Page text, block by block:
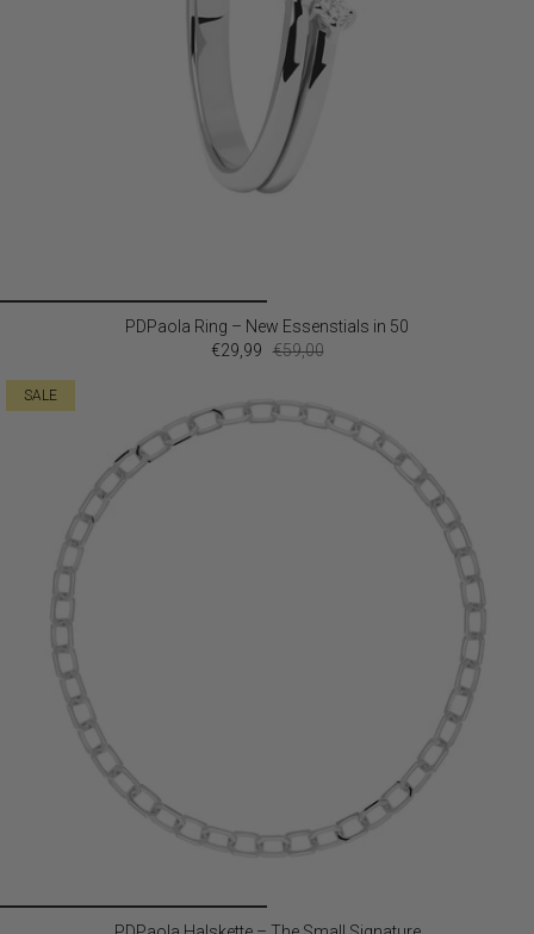
PDPaola Ring – New Essenstials in 50
€29,99 €59,00
SALE